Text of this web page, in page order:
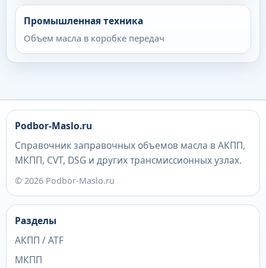
Промышленная техника
Объем масла в коробке передач
Podbor-Maslo.ru
Справочник заправочных объемов масла в АКПП,
МКПП, CVT, DSG и других трансмиссионных узлах.
© 2026 Podbor-Maslo.ru
Разделы
АКПП / ATF
МКПП